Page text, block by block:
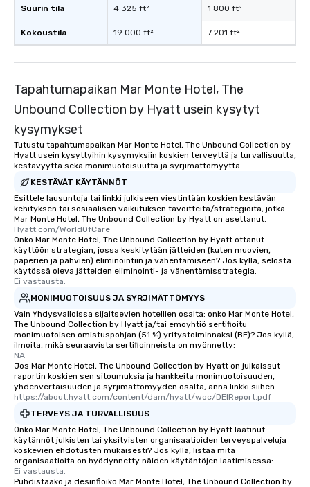
immediate seating upon arrival.
which can be an added bonus for all
those Instagram moments you share.
For added ease, we can even arrange
transportation pick-up and drop-off,
as well as an event photographer. And
for groups that desire an extra luxe
experience, we can also arrange for
an evening helicopter ride over the
glittering lights of The Strip. A
Memorable Experience for All Lip
Smacking Foodie Tours offers a way
to gather and dine that few have
experienced, and all are sure to
remember. Our one-of-a-kind tours
are special, from the first stop to the
last. It’s an experience that attendees
will reminisce about long after they
leave. Location, Location, Location
One of the best reasons to book is the
experience is designed. All
restaurants are within an easy
walking distance of each other. The
short stroll allows your group
members a chance to engage in prime
networking opportunities before
heading to the next place on your tour
itinerary. You Get a Dinner and a Show
Suurin tila
Kokoustila
4 325 ft²
19 000 ft²
1 800 ft²
7 201 ft²
Tapahtumapaikan Mar Monte Hotel, The
Unbound Collection by Hyatt usein kysytyt
kysymykset
Tutustu tapahtumapaikan Mar Monte Hotel, The Unbound Collection by
Hyatt usein kysyttyihin kysymyksiin koskien terveyttä ja turvallisuutta,
kestävyyttä sekä monimuotoisuutta ja syrjimättömyyttä
KESTÄVÄT KÄYTÄNNÖT
Esittele lausuntoja tai linkki julkiseen viestintään koskien kestävän
kehityksen tai sosiaalisen vaikutuksen tavoitteita/strategioita, jotka
Mar Monte Hotel, The Unbound Collection by Hyatt on asettanut.
Hyatt.com/WorldOfCare
Onko Mar Monte Hotel, The Unbound Collection by Hyatt ottanut
käyttöön strategian, jossa keskitytään jätteiden (kuten muovien,
paperien ja pahvien) eliminointiin ja vähentämiseen? Jos kyllä, selosta
käytössä oleva jätteiden eliminointi- ja vähentämisstrategia.
Ei vastausta.
MONIMUOTOISUUS JA SYRJIMÄTTÖMYYS
Vain Yhdysvalloissa sijaitsevien hotellien osalta: onko Mar Monte Hotel,
The Unbound Collection by Hyatt ja/tai emoyhtiö sertifioitu
monimuotoisen omistuspohjan (51 %) yritystoiminnaksi (BE)? Jos kyllä,
ilmoita, mikä seuraavista sertifioinneista on myönnetty:
NA
Jos Mar Monte Hotel, The Unbound Collection by Hyatt on julkaissut
raportin koskien sen sitoumuksia ja hankkeita monimuotoisuuden,
yhdenvertaisuuden ja syrjimättömyyden osalta, anna linkki siihen.
https://about.hyatt.com/content/dam/hyatt/woc/DEIReport.pdf
TERVEYS JA TURVALLISUUS
Onko Mar Monte Hotel, The Unbound Collection by Hyatt laatinut
käytännöt julkisten tai yksityisten organisaatioiden terveyspalveluja
koskevien ehdotusten mukaisesti? Jos kyllä, listaa mitä
organisaatioita on hyödynnetty näiden käytäntöjen laatimisessa:
Ei vastausta.
Puhdistaako ja desinfioiko Mar Monte Hotel, The Unbound Collection by